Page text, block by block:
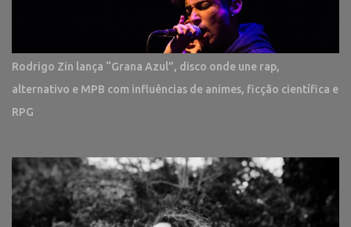
Rodrigo Zin lança “Grana Azul”, disco onde une rap,
alternativo e MPB com influências de animes, ficção científica e
RPG